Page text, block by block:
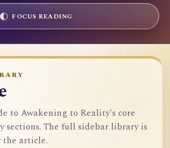
FOCUS READING
to Awakening to Reality's core
sections. The full sidebar library is
the article.